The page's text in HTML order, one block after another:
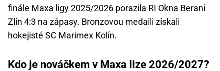
finále Maxa ligy 2025/2026 porazila RI Okna Berani
Zlín 4:3 na zápasy. Bronzovou medaili získali
hokejisté SC Marimex Kolín.
Kdo je nováčkem v Maxa lize 2026/2027?